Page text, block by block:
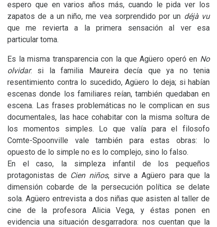
espero que en varios años más, cuando le pida ver los
zapatos de a un niño, me vea sorprendido por un déjà vu
que me revierta a la primera sensación al ver esa
particular toma.
Es la misma transparencia con la que Agüero operó en No
olvidar: si la familia Maureira decía que ya no tenia
resentimiento contra lo sucedido, Agüero lo deja; si habían
escenas donde los familiares reían, también quedaban en
escena. Las frases problemáticas no le complican en sus
documentales, las hace cohabitar con la misma soltura de
los momentos simples. Lo que valía para el filosofo
Comte-Spoonville vale también para estas obras: lo
opuesto de lo simple no es lo complejo, sino lo falso.
En el caso, la simpleza infantil de los pequeños
protagonistas de Cien niños, sirve a Agüero para que la
dimensión cobarde de la persecución política se delate
sola. Agüero entrevista a dos niñas que asisten al taller de
cine de la profesora Alicia Vega, y éstas ponen en
evidencia una situación desgarradora: nos cuentan que la